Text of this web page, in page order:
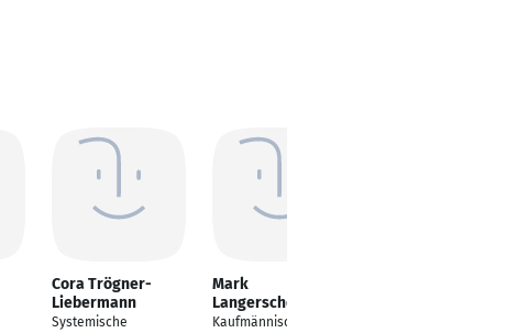
Cora Trögner-
Liebermann
Systemische
Mark
Langerscheidt
Kaufmännischer